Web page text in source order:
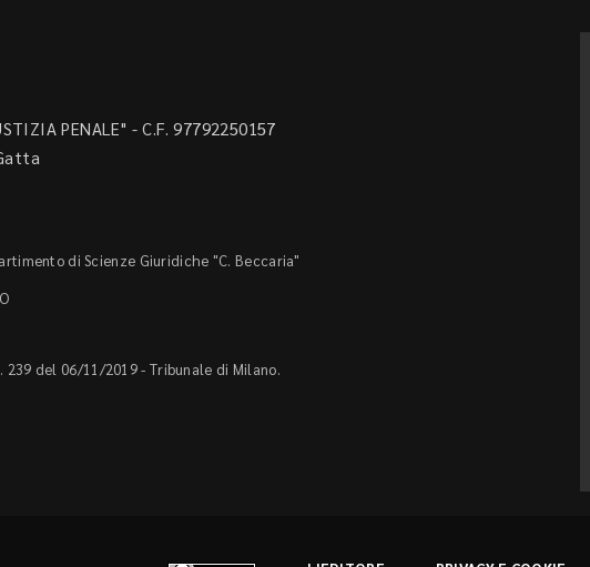
PENALE" - C.F. 97792250157
di Scienze Giuridiche "C. Beccaria"
del 06/11/2019 - Tribunale di Milano.